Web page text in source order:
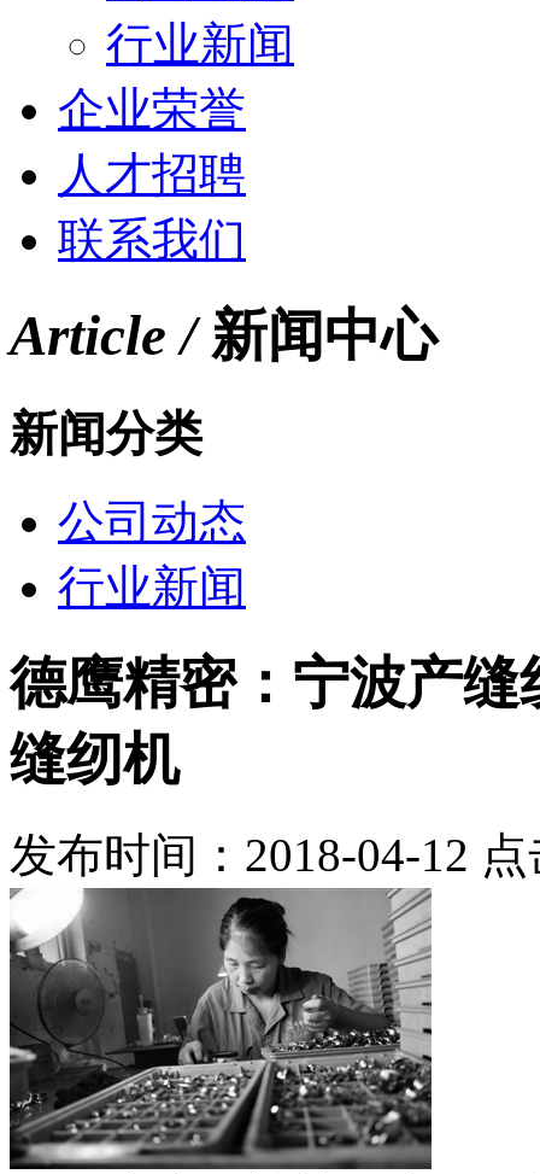
行业新闻
企业荣誉
人才招聘
联系我们
Article /新闻中心
新闻分类
公司动态
行业新闻
德鹰精密：宁波产缝
缝纫机
发布时间：2018-04-12